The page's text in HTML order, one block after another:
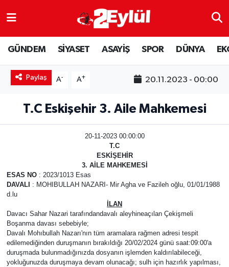
GÜNDEM SİYASET ASAYİŞ SPOR DÜNYA
Paylaş A- A+ 20.11.2023 - 00:00
T.C Eskişehir 3. Aile Mahkemesi
20-11-2023 00:00:00
T.C
ESKİŞEHİR
3. AİLE MAHKEMESİ
ESAS NO : 2023/1013 Esas
DAVALI : MOHIBULLAH NAZARI- Mir Agha ve Fazileh oğlu, 01/01/1988
d.lu
İLAN
Davacı Sahar Nazari tarafındandavalı aleyhineaçılan Çekişmeli
Boşanma davası sebebiyle;
Davalı Mohıbullah Nazarı'nın tüm aramalara rağmen adresi tespit
edilemediğinden duruşmanın bırakıldığı 20/02/2024 günü saat:09:00'a
duruşmada bulunmadığınızda dosyanın işlemden kaldırılabileceği,
yokluğunuzda duruşmaya devam olunacağı; sulh için hazırlık yapılması,
ASAYİŞ
DÜNYA
YAŞAM
Nöbetçi Eczaneler
Hava Durumu
Trafik Durumu
Puan Durumu ve Fikstür
Tüm Manşetler
Haber Arşivi